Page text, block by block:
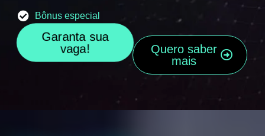
Bônus especial
Garanta sua
vaga!
Quero saber
mais